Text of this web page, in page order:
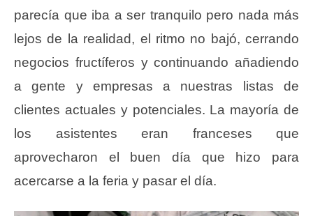
parecía que iba a ser tranquilo pero nada más
lejos de la realidad, el ritmo no bajó, cerrando
negocios fructíferos y continuando añadiendo
a gente y empresas a nuestras listas de
clientes actuales y potenciales. La mayoría de
los asistentes eran franceses que
aprovecharon el buen día que hizo para
acercarse a la feria y pasar el día.